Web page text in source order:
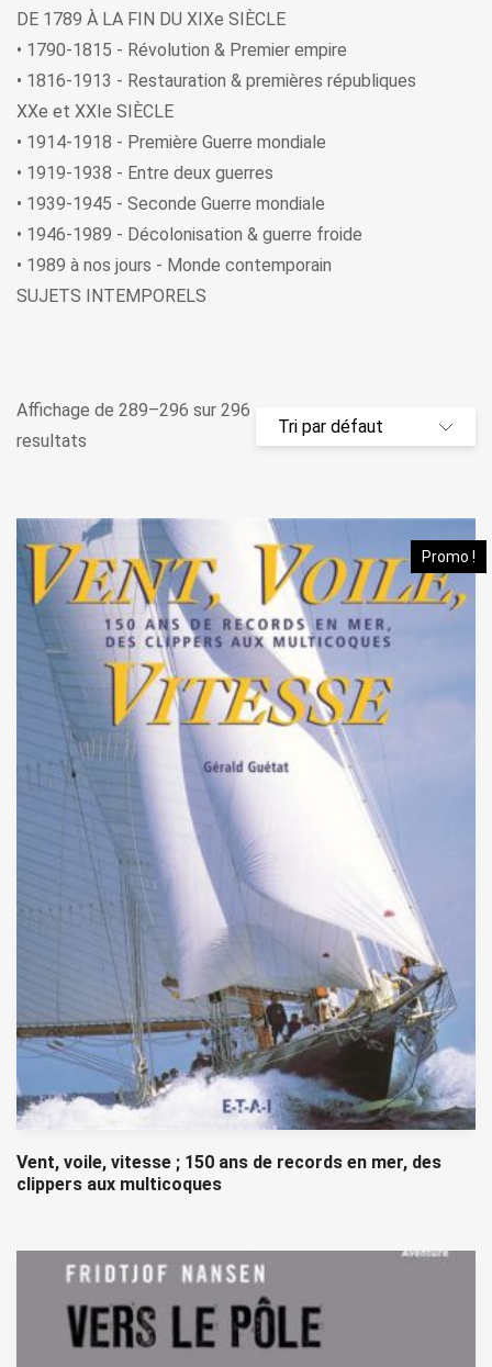
DE 1789 À LA FIN DU XIXe SIÈCLE
• 1790-1815 - Révolution & Premier empire
• 1816-1913 - Restauration & premières républiques
XXe et XXIe SIÈCLE
• 1914-1918 - Première Guerre mondiale
• 1919-1938 - Entre deux guerres
• 1939-1945 - Seconde Guerre mondiale
• 1946-1989 - Décolonisation & guerre froide
• 1989 à nos jours - Monde contemporain
SUJETS INTEMPORELS
Affichage de 289–296 sur 296
resultats
Promo !
Vent, voile, vitesse ; 150 ans de records en mer, des
clippers aux multicoques